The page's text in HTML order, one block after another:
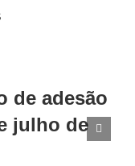
de adesão
julho de